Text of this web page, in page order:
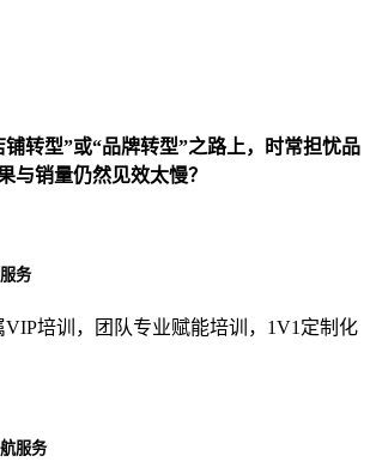
转型”或“品牌转型”之路上，时常担忧品
与销量仍然见效太慢？
务
VIP培训，团队专业赋能培训，1V1定制化
服务